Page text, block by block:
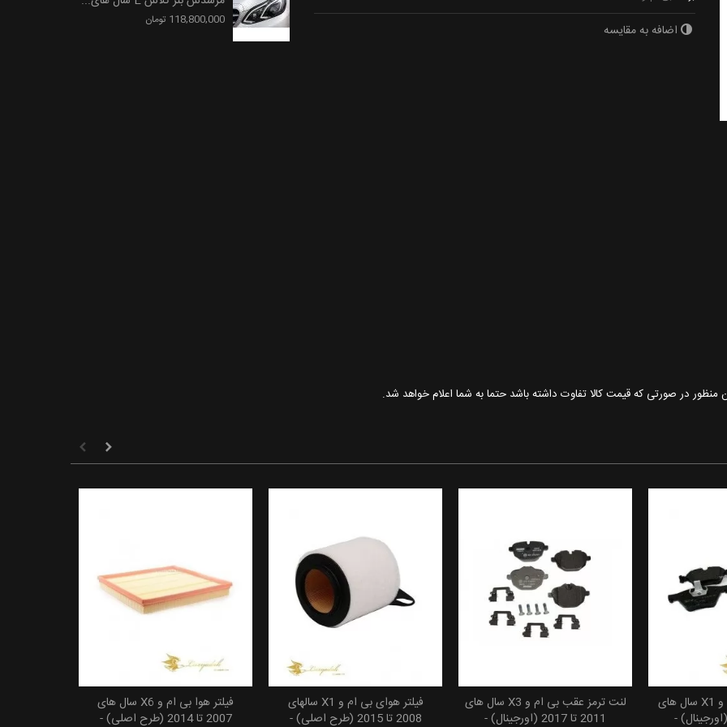
اضافه به مقایسه
118,800,000 تومان
منظور در صورتی که قیمت کالا تفاوت داشته باشد حتما به شما اعلام خواهد شد.
افزودن به سبد خریدفیلتر هوا بی ام و X6 سال های
2007 تا 2014 (طرح اصلی) -
افزودن به سبد خریدفیلتر هوای بی ام و X1 سالهای
2008 تا 2015 (طرح اصلی) -
افزودن به سبد خریدلنت ترمز عقب بی ام و X3 سال های
2011 تا 2017 (اورجینال) -
سبد خریدلنت ترمز جلو بی ام و X1 سال های
تا 2015 (اورجینال) -